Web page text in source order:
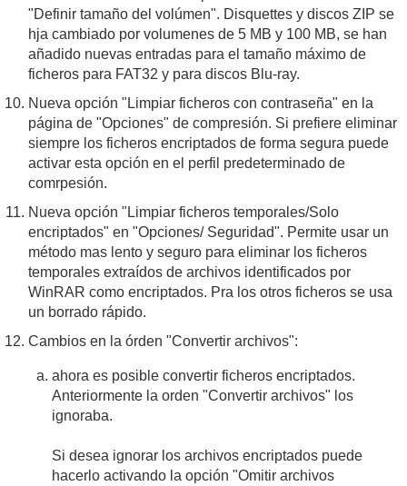
"Definir tamaño del volúmen". Disquettes y discos ZIP se
hja cambiado por volumenes de 5 MB y 100 MB, se han
añadido nuevas entradas para el tamaño máximo de
ficheros para FAT32 y para discos Blu-ray.
Nueva opción "Limpiar ficheros con contraseña" en la
página de "Opciones" de compresión. Si prefiere eliminar
siempre los ficheros encriptados de forma segura puede
activar esta opción en el perfil predeterminado de
comrpesión.
Nueva opción "Limpiar ficheros temporales/Solo
encriptados" en "Opciones/ Seguridad". Permite usar un
método mas lento y seguro para eliminar los ficheros
temporales extraídos de archivos identificados por
WinRAR como encriptados. Pra los otros ficheros se usa
un borrado rápido.
Cambios en la órden "Convertir archivos":
ahora es posible convertir ficheros encriptados.
Anteriormente la orden "Convertir archivos" los
ignoraba.
Si desea ignorar los archivos encriptados puede
hacerlo activando la opción "Omitir archivos